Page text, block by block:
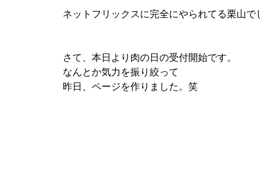
ネットフリックスに完全にやられてる栗山で
さて、本日より肉の日の受付開始です。
なんとか気力を振り絞って
昨日、ページを作りました。笑